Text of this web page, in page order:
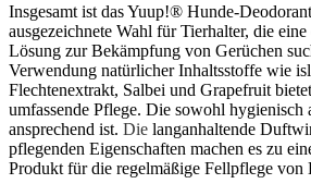
Insgesamt ist das Yuup!® Hunde-
ausgezeichnete Wahl für Tierhalter, die
Lösung zur Bekämpfung von Gerüchen
Verwendung natürlicher Inhaltsstoffe wie
Flechtenextrakt, Salbei und Grapefruit
umfassende Pflege. Die sowohl hygienisch
ansprechend ist. Die langanhaltende
pflegenden Eigenschaften machen es zu
Produkt für die regelmäßige Fellpflege von